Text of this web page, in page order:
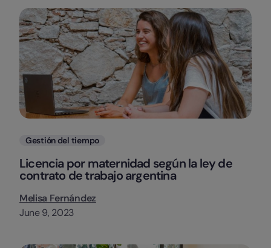
Categorias
Gestión del tiempo
Licencia por maternidad según la ley de
contrato de trabajo argentina
Melisa Fernández
June 9, 2023